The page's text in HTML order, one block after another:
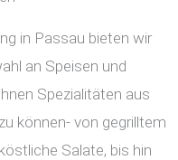
in Passau bieten wir
an Speisen und
Spezialitäten aus
können- von gegrilltem
Salate, bis hin